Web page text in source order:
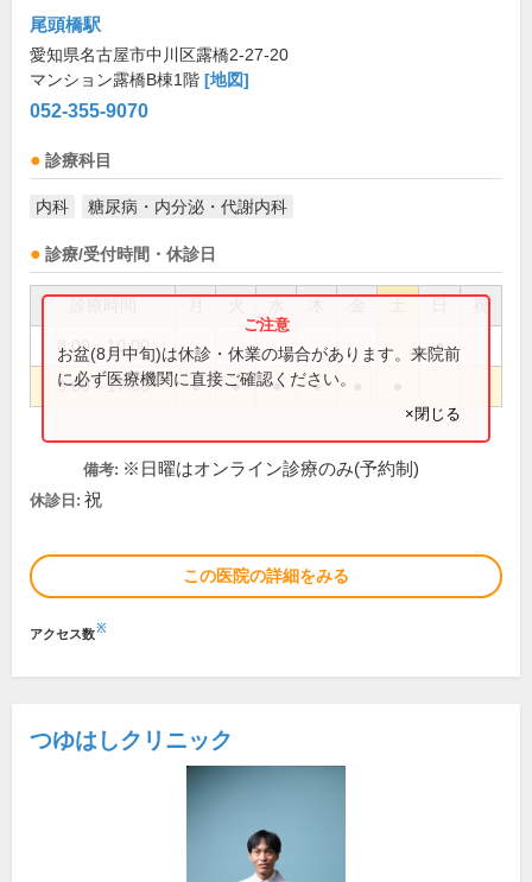
尾頭橋駅
愛知県名古屋市中川区露橋2-27-20
マンション露橋B棟1階 [地図]
052-355-9070
診療科目
内科 糖尿病・内分泌・代謝内科
診療/受付時間・休診日
祝
8:00～10:00 ●
9:00～17:00 ● ● ● ●
お盆(8月中旬)は休診・休業の場合があります。来院前
に必ず医療機関に直接ご確認ください。
×閉じる
備考: ※日曜はオンライン診療のみ(予約制)
休診日: 祝
この医院の詳細をみる
アクセス数※
つゆはしクリニック